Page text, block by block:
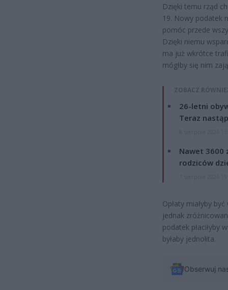
Dzięki temu rząd
19. Nowy podatek
pomóc przede
Dzięki niemu
ma już wkrótce
mógłby się nim
ZOBACZ
26-letni
Teraz
Nawet 3600
rodziców
Opłaty miałyby
jednak
podatek płaciłyby
byłaby jednolita.
Obserwuj